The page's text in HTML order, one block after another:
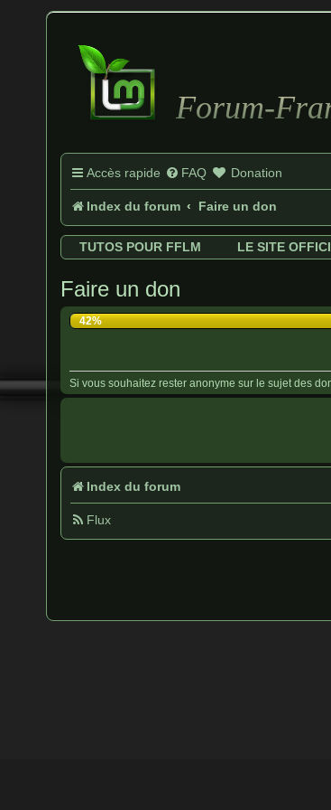
Forum-
Accès rapide FAQ Donation
Index du forum Faire un don
TUTOS POUR FFLM LE SITE
Faire un don
42%
Si vous souhaitez rester anonyme sur le sujet des
Index du forum
Flux